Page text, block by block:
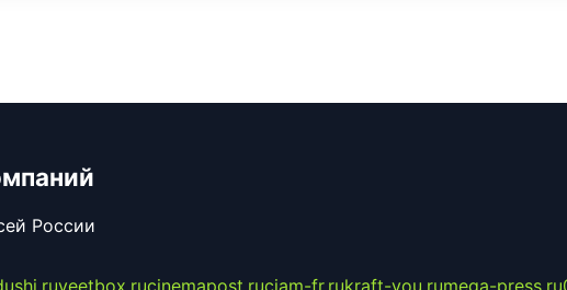
России
veetbox.rucinemapost.ruciam-fr.rukraft-you.rumega-press.ru